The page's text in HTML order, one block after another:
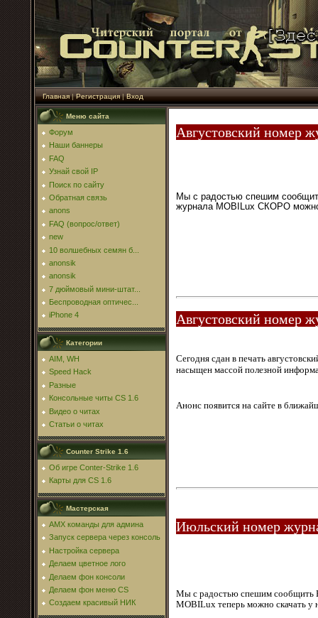
Главная|Регистрация|Вход
Меню сайта
Форум
Наши баннеры
FAQ
Узнай свой IP
Поиск по сайту
Обратная связь
anons
FAQ (вопрос/ответ)
new
10 волшебных семян б...
anonsik
anonsik
7 дюймовый мини-штат...
Беспроводная оптичес...
iPhone 4
Категории
AIM, WH
Speed Hack
Разные
Консольные читы CS 1.6
Видео о читах
Статьи о читах
Counter Strike 1.6
Об игре Conter-Strike 1.6
Карты для CS 1.6
Мастерская
AMX команды для админа
Запуск сервера через консоль
Настройка сервера
Делаем цветное лого
Делаем фон консоли
Делаем фон меню CS
Создаем красивый НИК
Августовский номер
Мы с радостью спешим
журнала MOBILux СКОРО
Августовский номер
Сегодня сдан в печать
насыщен массой полезной
Анонс появится на сайте в
Июльский номер
Мы с радостью спешим сообщить
MOBILux теперь можно скачать у